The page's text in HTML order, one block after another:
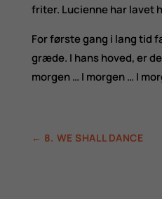
friter. Lucienne har lavet
For første gang i lang tid
græde. I hans hoved, er
morgen … I morgen … I
← 8. WE SHALL DANCE